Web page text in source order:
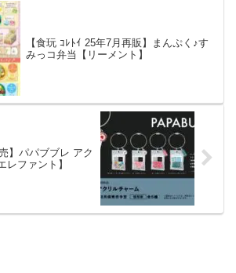
【食玩 ｺﾚﾄｲ 25年7月再販】まんぷく♪す
みっコ弁当【リーメント】
】パパブブレ アク
レファント】